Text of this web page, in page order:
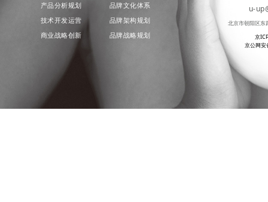
产品分析规划
品牌文化体系
技术开发运营
品牌架构规划
商业战略创新
品牌战略规划
u-
北京市朝阳区东
京
京公网安